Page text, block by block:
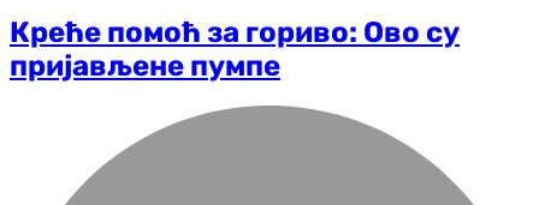
Креће помоћ за гориво: Ово су
пријављене пумпе